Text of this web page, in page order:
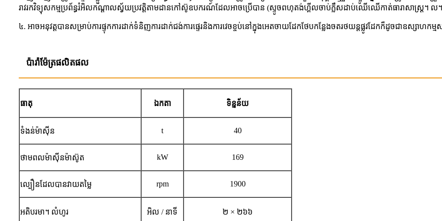
រាវរកវិទ្យុសកម្មប្រព័ន្ធរំអិលកណ្តាលស្វ័យប្រវតិ្តតាមដានកៅស៊ូឧបករណ៍ដែលអាចប្រើបាន (ស្ទូចពហុតង់ហ្គីលចាប់ក្លឹសដាប់ឈើឈើកាត់ធារាសាស្ត្រ។ ល
៤. អាចអនុវត្តបានសម្រាប់ការផ្ទុកការដាក់ទំនិញការដាក់ជង់ការផ្ទេរនិងការវេចខ្ចប់នៅក្នុងអេតចាយដែកថែបកន្លែងចតរថយន្ដផ្លូវដែកក៏ដូចជាឧស្សាហកម្ម
ប៉ារ៉ាម៉ែត្រផលិតផល
ធាតុ ឯកតា ទិន្នន័យ
ទំងន់ម៉ាស៊ីន t 40
ថាមពលម៉ាស៊ីនម៉ាស៊ូត kW 169
ល្បឿនដែលបានវាយតម្លៃ rpm 1900
អតិបរមា។ លំហូរ អិល / នាទី ២ × ២៦៦